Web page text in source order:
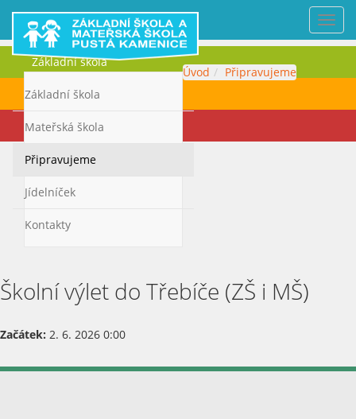
Základní škola
Mateřská škola
Kontakty
Základní škola
Mateřská škola
Připravujeme
Jídelníček
Kontakty
Úvod Připravujeme
Školní výlet do Třebíče (ZŠ i MŠ)
Začátek: 2. 6. 2026 0:00